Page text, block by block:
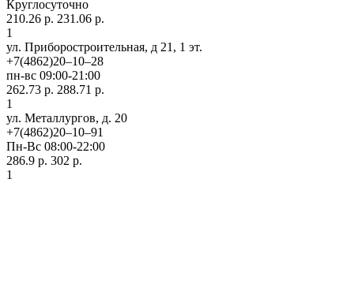
Круглосуточно
210.26 р. 231.06 р.
1
ул. Приборостроительная, д 21, 1 эт.
+7(4862)20‒10‒28
пн-вс 09:00-21:00
262.73 р. 288.71 р.
1
ул. ​Металлургов, д. 20
+7(4862)20‒10‒91
Пн-Вс 08:00-22:00
286.9 р. 302 р.
1